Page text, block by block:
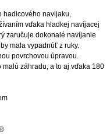
hadicového navijaku,
vďaka hladkej navíjacej
zaručuje dokonalé navíjanie
mala vypadnúť z ruky.
povrchovou úpravou.
záhradu, a to aj vďaka 180